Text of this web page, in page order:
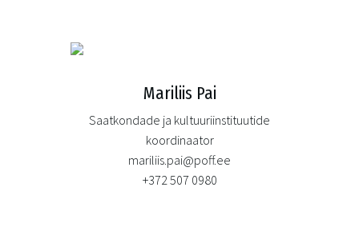
Mariliis Pai
Saatkondade ja kultuuriinstituutide
koordinaator
mariliis.pai@poff.ee
+372 507 0980